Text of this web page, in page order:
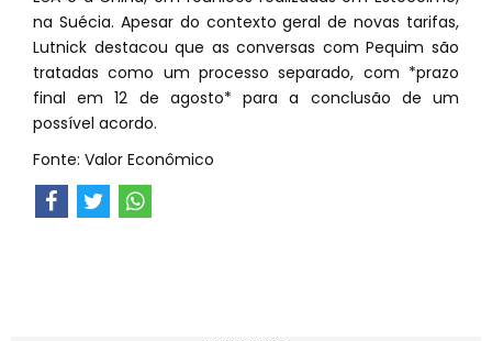
na Suécia. Apesar do contexto geral de novas tarifas,
Lutnick destacou que as conversas com Pequim são
tratadas como um processo separado, com *prazo
final em 12 de agosto* para a conclusão de um
possível acordo.
Fonte: Valor Econômico